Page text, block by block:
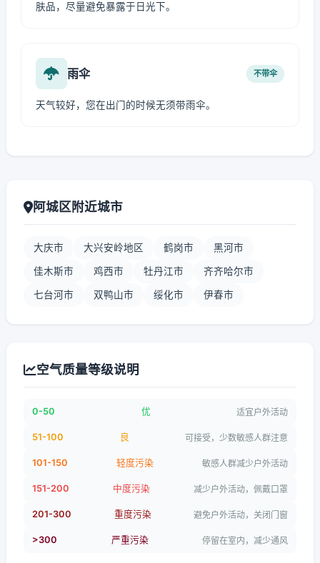
肤品，尽量避免暴露于日光下。
雨伞 不带伞
天气较好，您在出门的时候无须带雨伞。
阿城区附近城市
大庆市 大兴安岭地区 鹤岗市 黑河市
佳木斯市 鸡西市 牡丹江市 齐齐哈尔市
七台河市 双鸭山市 绥化市 伊春市
空气质量等级说明
0-50 优 适宜户外活动
51-100 良 可接受，少数敏感人群注意
101-150 轻度污染 敏感人群减少户外活动
151-200 中度污染 减少户外活动，佩戴口罩
201-300 重度污染 避免户外活动，关闭门窗
>300 严重污染 停留在室内，减少通风